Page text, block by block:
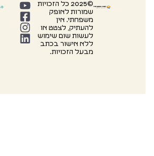
©2025 כל הזכויות
שמורות לאופק
משפחתי. אין
להעתיק, לצטט או
לעשות שום שימוש
ללא אישור בכתב
מבעל הזכויות.